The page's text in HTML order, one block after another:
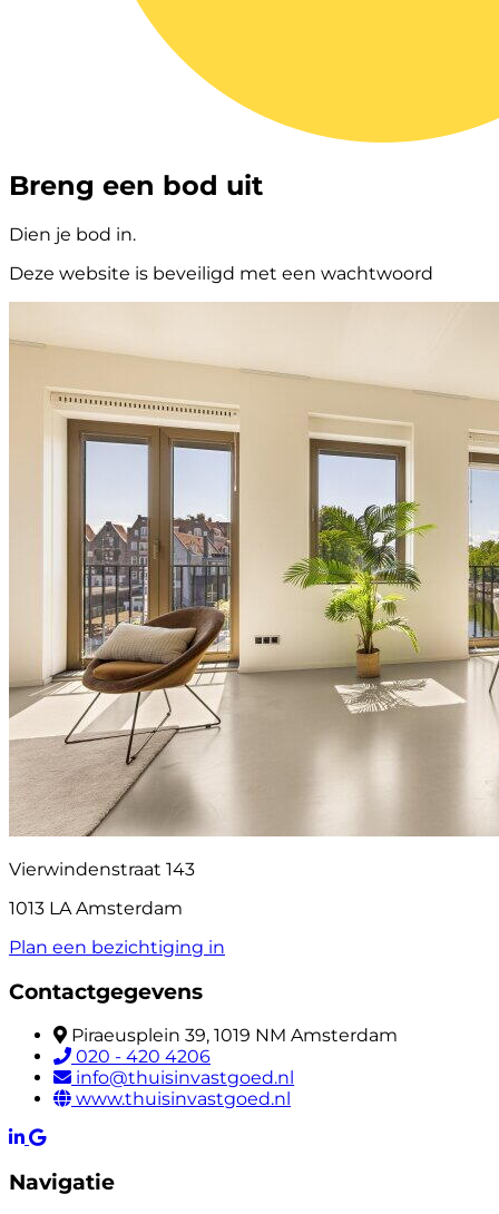
Breng een bod uit
Dien je bod in.
Deze website is beveiligd met een wachtwoord
Vierwindenstraat 143
1013 LA Amsterdam
Plan een bezichtiging in
Contactgegevens
Piraeusplein 39, 1019 NM Amsterdam
020 - 420 4206
info@thuisinvastgoed.nl
www.thuisinvastgoed.nl
Navigatie